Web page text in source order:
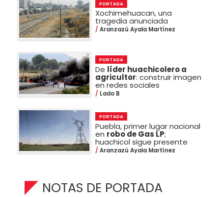
PORTADA
Xochimehuacan, una
tragedia anunciada
Aranzazú Ayala Martínez
PORTADA
De líder huachicolero a
agricultor: construir imagen
en redes sociales
Lado B
PORTADA
Puebla, primer lugar nacional
en robo de Gas LP;
huachicol sigue presente
Aranzazú Ayala Martínez
NOTAS DE PORTADA